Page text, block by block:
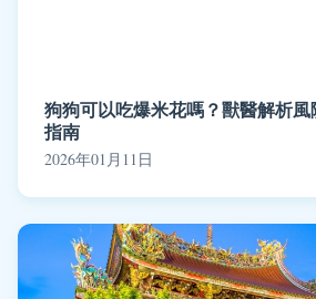
狗狗可以吃爆米花嗎？獸醫解析
指南
2026年01月11日